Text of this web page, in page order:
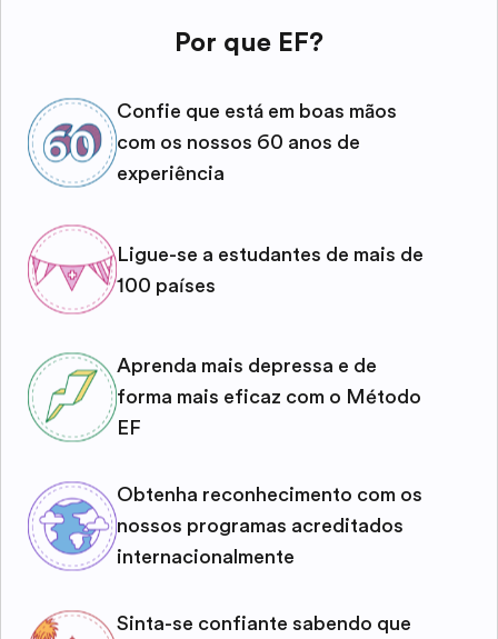
Por que EF?
Confie que está em boas mãos
com os nossos 60 anos de
experiência
Ligue-se a estudantes de mais de
100 países
Aprenda mais depressa e de
forma mais eficaz com o Método
EF
Obtenha reconhecimento com os
nossos programas acreditados
internacionalmente
Sinta-se confiante sabendo que